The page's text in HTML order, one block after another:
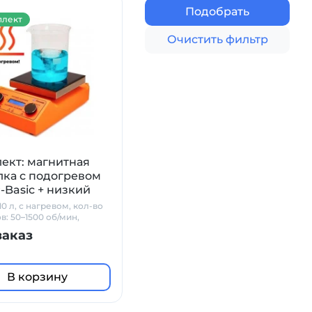
магнитная
с подогревом
Basic + низкий
+ датчик PT1000 +
Primelab
л, с нагревом, кол-во
50–1500 об/мин,
В корзину
Подобрать
Очистить фильтр